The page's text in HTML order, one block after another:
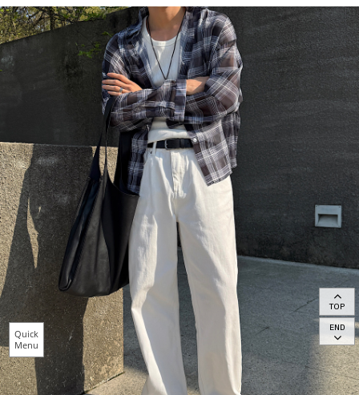
Quick
Menu
TOP
END